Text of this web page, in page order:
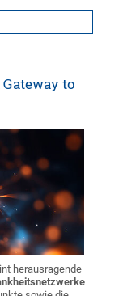
to
herausragende